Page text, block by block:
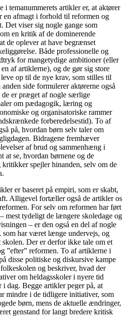
i temanummerets artikler er, at aktører
afmagt i forhold til reformen og
Det viser sig nogle gange som
en kritik af de dominerende
de oplever at have begrænset
Både professionelle og
for mangetydige ambitioner (eller
af artiklerne), og de gør sig store
op til de nye krav, som stilles til
side formulerer aktørerne også
er præget af nogle særlige
om pædagogik, læring og
og organisatoriske rammer
forberedelsestid). To af
på, hvordan børn selv taler om
Bidragene fremhæver
af brud og sammenhæng i
at se, hvordan børnene og de
kritikker spejler hinanden, selv om de
er baseret på empiri, som er skabt,
Alligevel fortæller også de artikler os
For selv om reformen har ført
mest tydeligt de længere skoledage og
– er den også en del af nogle
som har været længe undervejs, og
Der er derfor ikke tale om et
”efter” reformen. To af artiklerne i
disse politiske og diskursive kampe
og beskriver, hvad der
om heldagsskoler i nyere tid
i dag. Begge artikler peger på, at
mindre i de tidligere initiativer, som
børn, mens de aktuelle ændringer,
genstand for langt bredere kritisk